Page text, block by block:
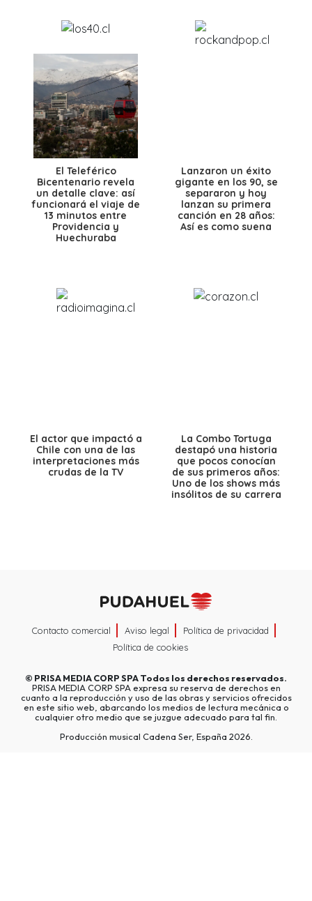
El Teleférico
Bicentenario revela
un detalle clave: así
funcionará el viaje de
13 minutos entre
Providencia y
Huechuraba
Lanzaron un éxito
gigante en los 90, se
separaron y hoy
lanzan su primera
canción en 28 años:
Así es como suena
El actor que impactó a
Chile con una de las
interpretaciones más
crudas de la TV
La Combo Tortuga
destapó una historia
que pocos conocían
de sus primeros años:
Uno de los shows más
insólitos de su carrera
Contacto comercial Aviso legal
Política de privacidad
Política de cookies
© PRISA MEDIA CORP SPATodos los derechos reservados.
PRISA MEDIA CORP SPA expresa su reserva de derechos en
cuanto a la reproducción y uso de las obras y servicios ofrecidos
en este sitio web, abarcando los medios de lectura mecánica o
cualquier otro medio que se juzgue adecuado para tal fin.
Producción musical Cadena Ser, España 2026.